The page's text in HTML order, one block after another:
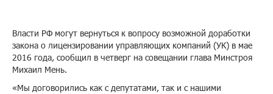
Власти РФ могут вернуться к вопросу возможной доработки
закона о лицензировании управляющих компаний (УК) в мае
2016 года, сообщил в четверг на совещании глава Минстроя
Михаил Мень.
«Мы договорились как с депутатами, так и с нашими